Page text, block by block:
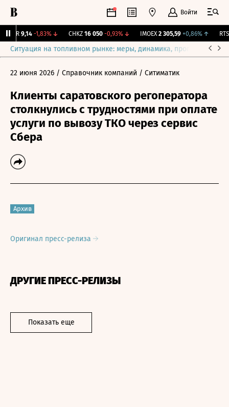
Войти
9,14 -1,83%↓ CHKZ 16 050 -0,93%↓ IMOEX 2 305,59 +0,86%↑ RTSI
Ситуация на топливном рынке: меры, динамика, прогнозы
22 июня 2026 / Справочник компаний / Ситиматик
Клиенты саратовского регоператора
столкнулись с трудностями при оплате
услуги по вывозу ТКО через сервис
Сбера
Архив
Оригинал пресс-релиза
ДРУГИЕ ПРЕСС-РЕЛИЗЫ
Показать еще